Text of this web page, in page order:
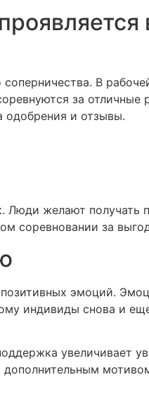
В
за
одобрения и отзывы.
Люди желают получать
соревновании за
эмоций.
индивиды снова и
увеличивает